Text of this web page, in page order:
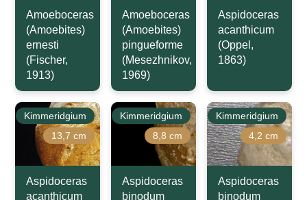
Amoeboceras
(Amoebites)
ernesti
(Fischer,
1913)
Amoeboceras
(Amoebites)
pingueforme
(Mesezhnikov,
1969)
Aspidoceras
acanthicum
(Oppel,
1863)
Kimmeridgium
13,7 cm
Aspidoceras
acanthicum
Kimmeridgium
8,8 cm
Aspidoceras
binodum
Kimmeridgium
4,2 cm
Aspidoceras
binodum